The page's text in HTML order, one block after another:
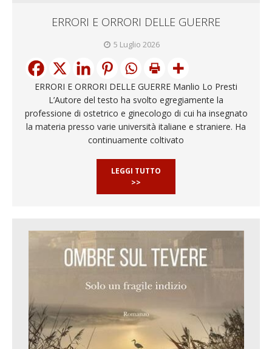
ERRORI E ORRORI DELLE GUERRE
5 Luglio 2026
ERRORI E ORRORI DELLE GUERRE Manlio Lo Presti
L’Autore del testo ha svolto egregiamente la
professione di ostetrico e ginecologo di cui ha insegnato
la materia presso varie università italiane e straniere. Ha
continuamente coltivato
LEGGI TUTTO
>>